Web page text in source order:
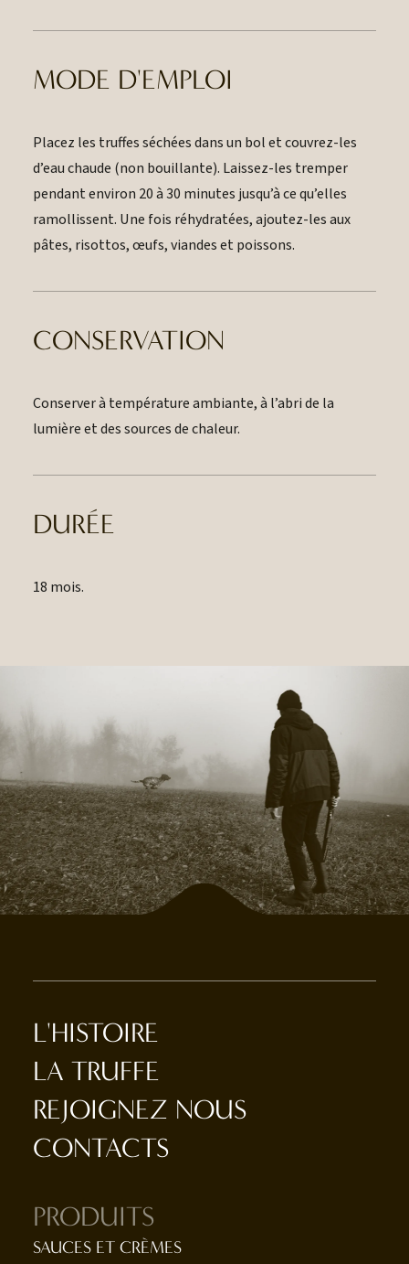
MODE D'EMPLOI
Placez les truffes séchées dans un bol et couvrez-les
d’eau chaude (non bouillante). Laissez-les tremper
pendant environ 20 à 30 minutes jusqu’à ce qu’elles
ramollissent. Une fois réhydratées, ajoutez-les aux
pâtes, risottos, œufs, viandes et poissons.
CONSERVATION
Conserver à température ambiante, à l’abri de la
lumière et des sources de chaleur.
DURÉE
18 mois.
L'HISTOIRE
LA TRUFFE
REJOIGNEZ NOUS
CONTACTS
PRODUITS
SAUCES ET CRÈMES